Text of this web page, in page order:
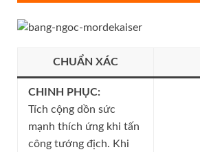
CHUẨN XÁC
CHINH PHỤC:
Tích cộng dồn sức
mạnh thích ứng khi tấn
công tướng địch. Khi